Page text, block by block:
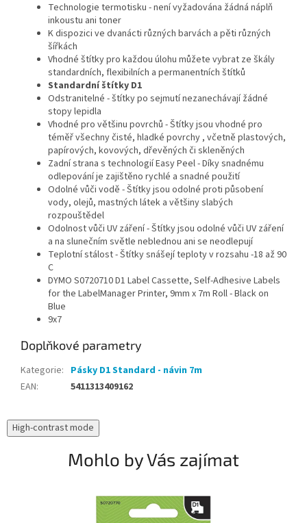
Technologie termotisku - není vyžadována žádná náplň
inkoustu ani toner
K dispozici ve dvanácti různých barvách a pěti různých
šířkách
Vhodné štítky pro každou úlohu můžete vybrat ze škály
standardních, flexibilních a permanentních štítků
Standardní štítky D1
Odstranitelné - štítky po sejmutí nezanechávají žádné
stopy lepidla
Vhodné pro většinu povrchů - Štítky jsou vhodné pro
téměř všechny čisté, hladké povrchy , včetně plastových,
papírových, kovových, dřevěných či skleněných
Zadní strana s technologií Easy Peel - Díky snadnému
odlepování je zajištěno rychlé a snadné použití
Odolné vůči vodě - Štítky jsou odolné proti působení
vody, olejů, mastných látek a většiny slabých
rozpouštědel
Odolnost vůči UV záření - Štítky jsou odolné vůči UV záření
a na slunečním světle neblednou ani se neodlepují
Teplotní stálost - Štítky snášejí teploty v rozsahu -18 až 90
C
DYMO S0720710 D1 Label Cassette, Self-Adhesive Labels
for the LabelManager Printer, 9mm x 7m Roll - Black on
Blue
9x7
Doplňkové parametry
Kategorie: Pásky D1 Standard - návin 7m
EAN: 5411313409162
High-contrast mode
Mohlo by Vás zajímat